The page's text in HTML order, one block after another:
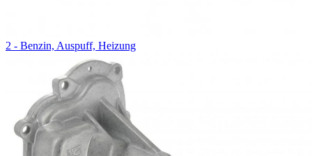
2 - Benzin, Auspuff, Heizung